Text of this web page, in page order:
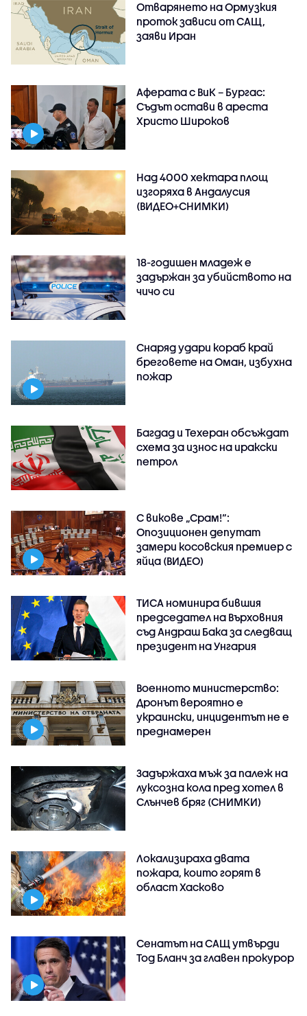
Отварянето на Ормузкия
проток зависи от САЩ,
заяви Иран
Аферата с ВиК – Бургас:
Съдът остави в ареста
Христо Широков
Над 4000 хектара площ
изгоряха в Андалусия
(ВИДЕО+СНИМКИ)
18-годишен младеж е
задържан за убийството на
чичо си
Снаряд удари кораб край
бреговете на Оман, избухна
пожар
Багдад и Техеран обсъждат
схема за износ на иракски
петрол
С викове „Срам!“:
Опозиционен депутат
замери косовския премиер с
яйца (ВИДЕО)
ТИСА номинира бившия
председател на Върховния
съд Андраш Бака за следващ
президент на Унгария
Военното министерство:
Дронът вероятно е
украински, инцидентът не е
преднамерен
Задържаха мъж за палеж на
луксозна кола пред хотел в
Слънчев бряг (СНИМКИ)
Локализираха двата
пожара, които горят в
област Хасково
Сенатът на САЩ утвърди
Тод Бланч за главен прокурор